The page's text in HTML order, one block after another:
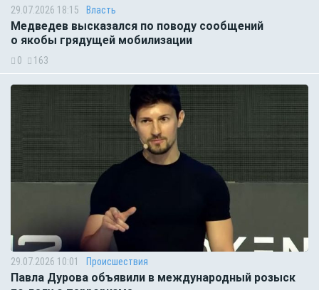
29.07.2026 18:15 Власть
Медведев высказался по поводу сообщений
о якобы грядущей мобилизации
0 163
29.07.2026 10:01 Происшествия
Павла Дурова объявили в международный розыск